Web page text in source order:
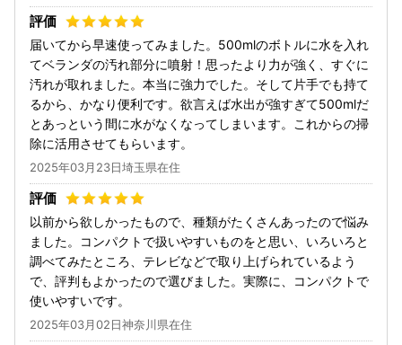
届いてから早速使ってみました。500mlのボトルに水を入れ
てベランダの汚れ部分に噴射！思ったより力が強く、すぐに
汚れが取れました。本当に強力でした。そして片手でも持て
るから、かなり便利です。欲言えば水出が強すぎて500mlだ
とあっという間に水がなくなってしまいます。これからの掃
除に活用させてもらいます。
2025年03月23日埼玉県在住
以前から欲しかったもので、種類がたくさんあったので悩み
ました。コンパクトで扱いやすいものをと思い、いろいろと
調べてみたところ、テレビなどで取り上げられているよう
で、評判もよかったので選びました。実際に、コンパクトで
使いやすいです。
2025年03月02日神奈川県在住